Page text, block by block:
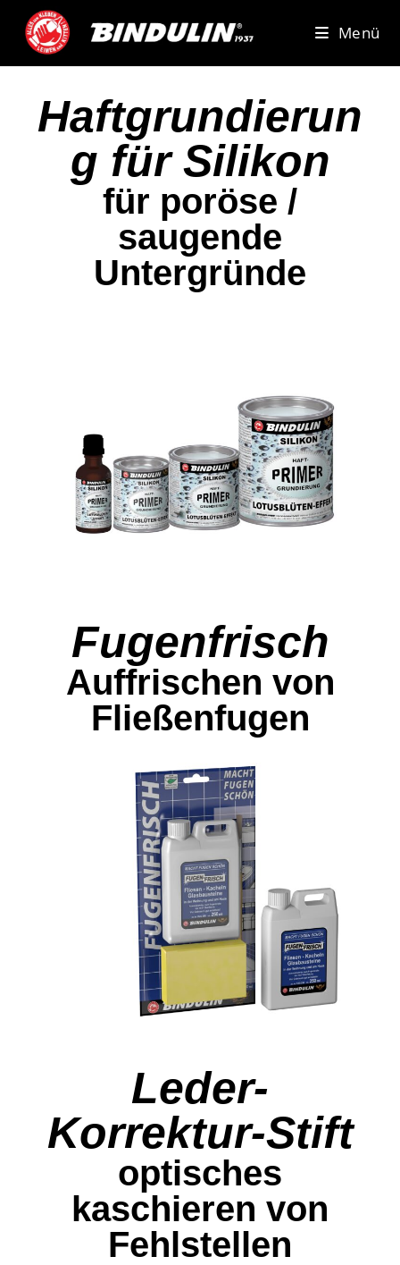
Menü
Haftgrundierun
g für Silikon
für poröse /
saugende
Untergründe
Fugenfrisch
Auffrischen von
Fließenfugen
Leder-
Korrektur-Stift
optisches
kaschieren von
Fehlstellen